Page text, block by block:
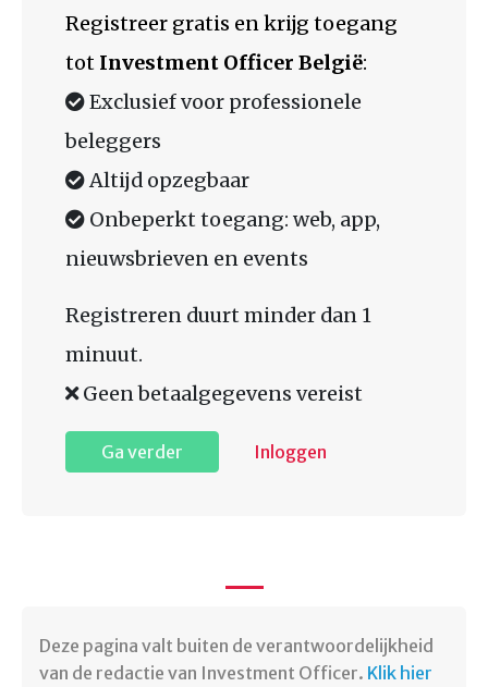
Registreer gratis en krijg toegang
tot Investment Officer België:
Exclusief voor professionele
beleggers
Altijd opzegbaar
Onbeperkt toegang: web, app,
nieuwsbrieven en events
Registreren duurt minder dan 1
minuut.
Geen betaalgegevens vereist
Ga verder Inloggen
Deze pagina valt buiten de verantwoordelijkheid
van de redactie van Investment Officer. Klik hier